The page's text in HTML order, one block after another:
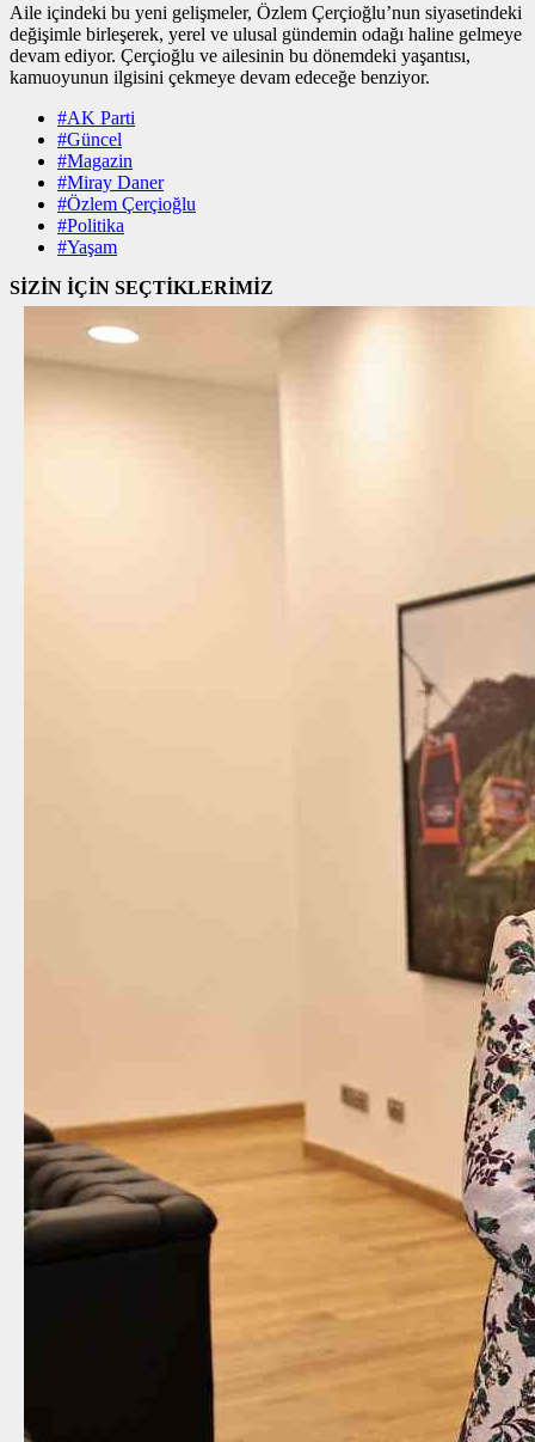
Aile içindeki bu yeni gelişmeler, Özlem Çerçioğlu’nun siyasetindeki
değişimle birleşerek, yerel ve ulusal gündemin odağı haline gelmeye
devam ediyor. Çerçioğlu ve ailesinin bu dönemdeki yaşantısı,
kamuoyunun ilgisini çekmeye devam edeceğe benziyor.
#AK Parti
#Güncel
#Magazin
#Miray Daner
#Özlem Çerçioğlu
#Politika
#Yaşam
SİZİN İÇİN SEÇTİKLERİMİZ